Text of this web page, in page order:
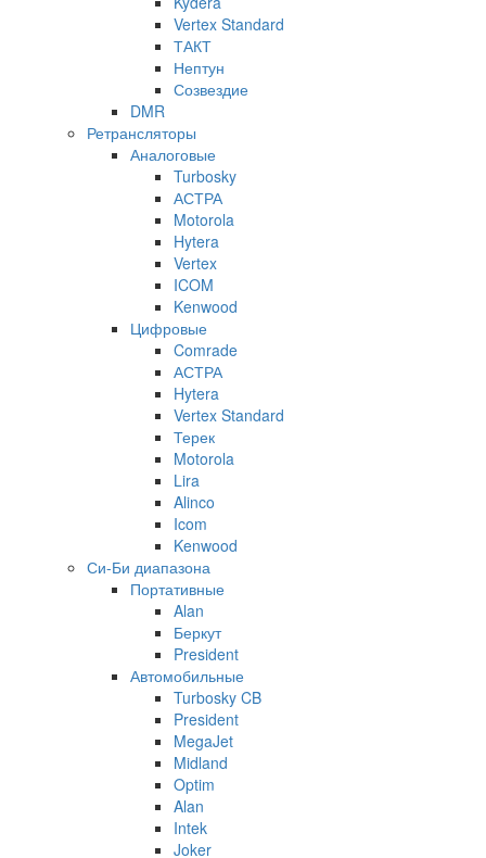
Vertex Standard
ТАКТ
Нептун
Созвездие
DMR
Ретрансляторы
Аналоговые
Turbosky
АСТРА
Motorola
Hytera
Vertex
ICOM
Kenwood
Цифровые
Comrade
АСТРА
Hytera
Vertex Standard
Терек
Motorola
Lira
Alinco
Icom
Kenwood
Си-Би диапазона
Портативные
Alan
Беркут
President
Автомобильные
Turbosky CB
President
MegaJet
Midland
Optim
Alan
Intek
Joker